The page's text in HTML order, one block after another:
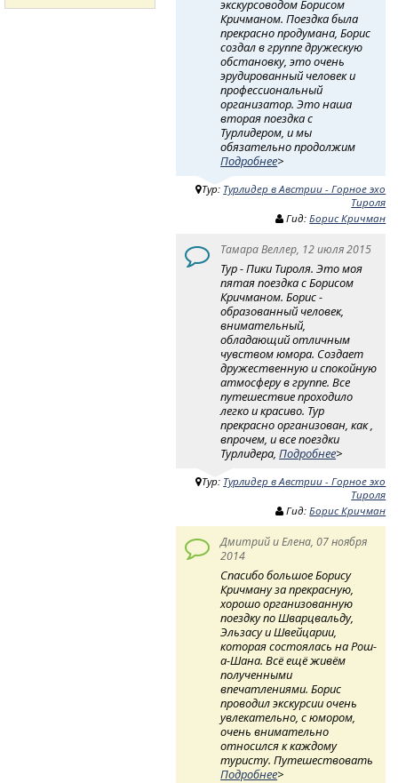
экскурсоводом Борисом
Кричманом. Поездка была
прекрасно продумана, Борис
создал в группе дружескую
обстановку, это очень
эрудированный человек и
профессиональный
организатор. Это наша
вторая поездка с
Турлидером, и мы
обязательно продолжим
Подробнее>
Тур: Турлидер в Австрии - Горное эхо
Тироля
Гид:Борис Кричман
Тамара Веллер, 12 июля 2015
Тур - Пики Тироля. Это моя
пятая поездка с Борисом
Кричманом. Борис -
образованный человек,
внимательный,
обладающий отличным
чувством юмора. Создает
дружественную и спокойную
атмосферу в группе. Все
путешествие проходило
легко и красиво. Тур
прекрасно организован, как ,
впрочем, и все поездки
Турлидера,Подробнее>
Тур: Турлидер в Австрии - Горное эхо
Тироля
Гид:Борис Кричман
Дмитрий и Елена, 07 ноября
2014
Спасибо большое Борису
Кричману за прекрасную,
хорошо организованную
поездку по Шварцвальду,
Эльзасу и Швейцарии,
которая состоялась на Рош-
а-Шана. Всё ещё живём
полученными
впечатлениями. Борис
проводил экскурсии очень
увлекательно, с юмором,
очень внимательно
относился к каждому
туристу. Путешествовать
Подробнее>